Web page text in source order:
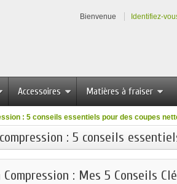
Bienvenue Identifiez-
Accessoires Matières à fraiser
: 5 conseils essentiels pour des coupes
: 5 conseils
: Mes 5 Conseils